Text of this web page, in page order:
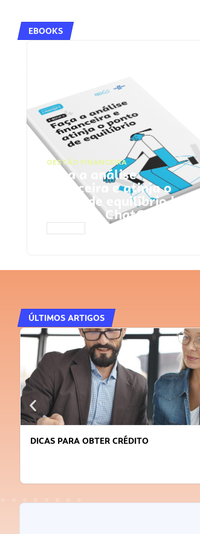
EBOOKS
GESTÃO FINANCEIRA
Faça a análise
financeira e atinja o
ponto de equilíbrio |
Prompts ChatGPT
ÚLTIMOS ARTIGOS
DICAS PARA OBTER CRÉDITO